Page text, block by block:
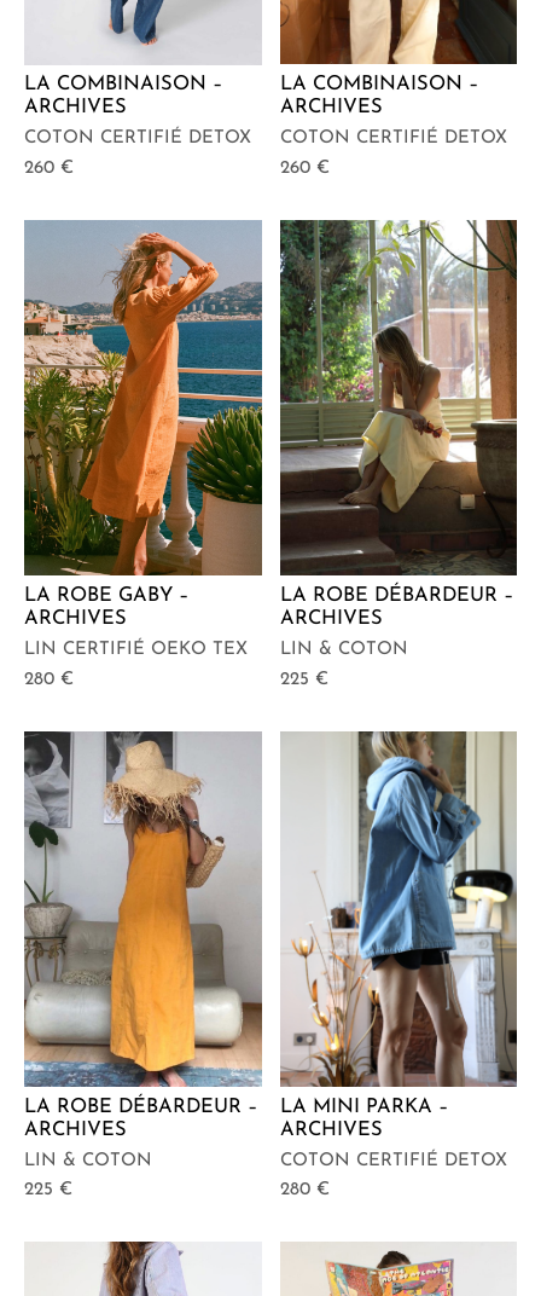
LA COMBINAISON –
ARCHIVES
COTON CERTIFIÉ DETOX
260 €
LA COMBINAISON –
ARCHIVES
COTON CERTIFIÉ DETOX
260 €
LA ROBE GABY –
ARCHIVES
LIN CERTIFIÉ OEKO TEX
280 €
LA ROBE DÉBARDEUR –
ARCHIVES
LIN & COTON
225 €
LA ROBE DÉBARDEUR –
ARCHIVES
LIN & COTON
225 €
LA MINI PARKA –
ARCHIVES
COTON CERTIFIÉ DETOX
280 €